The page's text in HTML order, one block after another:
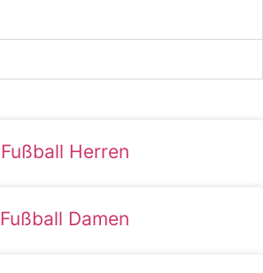
Fußball Herren
Fußball Damen